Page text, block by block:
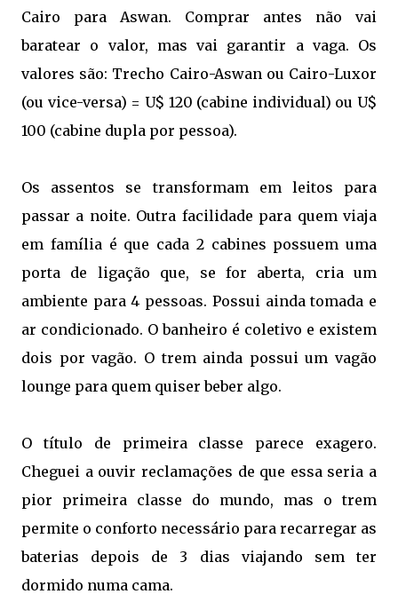
Cairo para Aswan. Comprar antes não vai
baratear o valor, mas vai garantir a vaga. Os
valores são: Trecho Cairo-Aswan ou Cairo-Luxor
(ou vice-versa) = U$ 120 (cabine individual) ou U$
100 (cabine dupla por pessoa).
Os assentos se transformam em leitos para
passar a noite. Outra facilidade para quem viaja
em família é que cada 2 cabines possuem uma
porta de ligação que, se for aberta, cria um
ambiente para 4 pessoas. Possui ainda tomada e
ar condicionado. O banheiro é coletivo e existem
dois por vagão. O trem ainda possui um vagão
lounge para quem quiser beber algo.
O título de primeira classe parece exagero.
Cheguei a ouvir reclamações de que essa seria a
pior primeira classe do mundo, mas o trem
permite o conforto necessário para recarregar as
baterias depois de 3 dias viajando sem ter
dormido numa cama.